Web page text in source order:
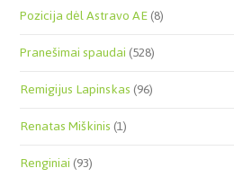
Pozicija dėl Astravo AE(8)
Pranešimai spaudai(528)
Remigijus Lapinskas(96)
Renatas Miškinis(1)
Renginiai(93)